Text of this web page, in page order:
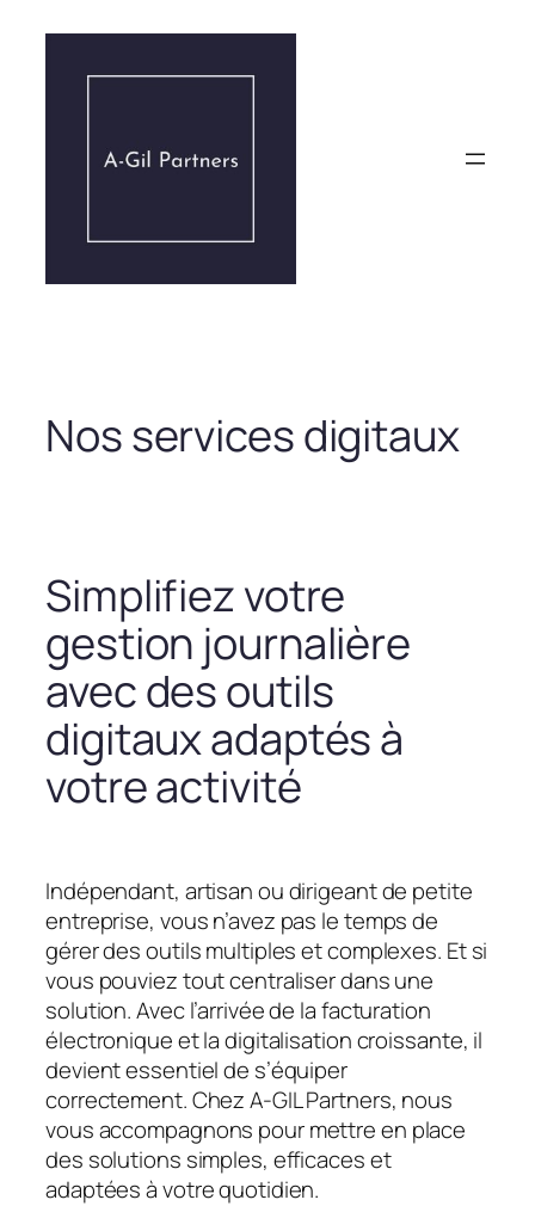
contenu
Nos services digitaux
Simplifiez votre
gestion journalière
avec des outils
digitaux adaptés à
votre activité
Indépendant, artisan ou dirigeant de petite
entreprise, vous n’avez pas le temps de
gérer des outils multiples et complexes. Et si
vous pouviez tout centraliser dans une
solution. Avec l’arrivée de la facturation
électronique et la digitalisation croissante, il
devient essentiel de s’équiper
correctement. Chez A-GIL Partners, nous
vous accompagnons pour mettre en place
des solutions simples, efficaces et
adaptées à votre quotidien.